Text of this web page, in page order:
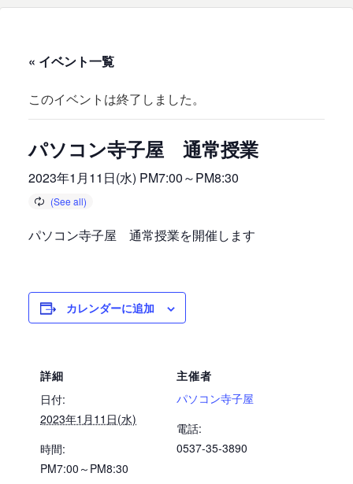
« イベント一覧
このイベントは終了しました。
パソコン寺子屋 通常授業
2023年1月11日(水) PM7:00～PM8:30
パソコン寺子屋 通常授業を開催します
カレンダーに追加
詳細
日付:
2023年1月11日(水)
時間:
PM7:00～PM8:30
主催者
パソコン寺子屋
電話:
0537-35-3890